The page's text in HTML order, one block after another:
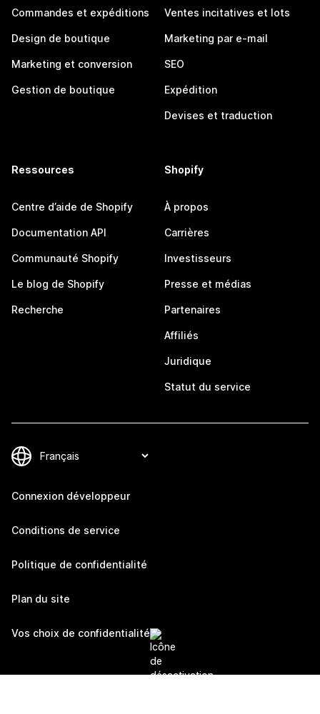
Commandes et expéditions
Design de boutique
Marketing et conversion
Gestion de boutique
Ventes incitatives et lots
Marketing par e-mail
SEO
Expédition
Devises et traduction
Ressources
Centre d’aide de Shopify
Documentation API
Communauté Shopify
Le blog de Shopify
Recherche
Shopify
À propos
Carrières
Investisseurs
Presse et médias
Partenaires
Affiliés
Juridique
Statut du service
Connexion développeur
Conditions de service
Politique de confidentialité
Plan du site
Vos choix de confidentialité